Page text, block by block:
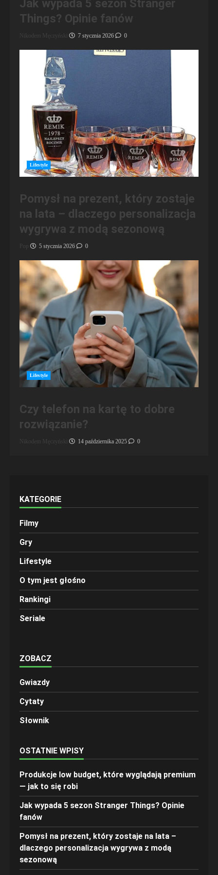
Jak wypada 5 sezon Stranger
Things? Opinie fanów
Nikodem Męczyński 7 stycznia 2026 0
Lifestyle
Pomysł na prezent, który zostaje
na lata – dlaczego personalizacja
wygrywa z modą sezonową
Pop 5 stycznia 2026 0
Lifestyle
Czy telefon na kartę to dobre
rozwiązanie?
Nikodem Męczyński 14 października 2025 0
KATEGORIE
Filmy
Gry
Lifestyle
O tym jest głośno
Rankingi
Seriale
ZOBACZ
Gwiazdy
Cytaty
Słownik
OSTATNIE WPISY
Produkcje low budget, które wyglądają premium
— jak to się robi
Jak wypada 5 sezon Stranger Things? Opinie
fanów
Pomysł na prezent, który zostaje na lata –
dlaczego personalizacja wygrywa z modą
sezonową